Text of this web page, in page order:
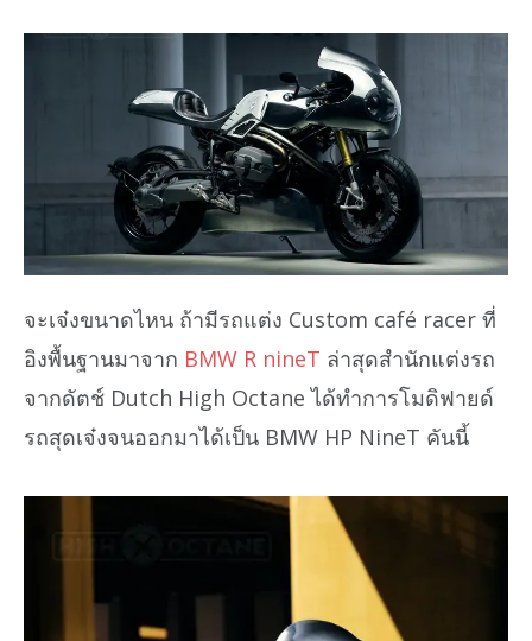
จะเจ๋งขนาดไหน ถ้ามีรถแต่ง Custom café racer ที่
อิงพื้นฐานมาจาก BMW R nineT ล่าสุดสำนักแต่งรถ
จากดัตช์ Dutch High Octane ได้ทำการโมดิฟายด์
รถสุดเจ๋งจนออกมาได้เป็น BMW HP NineT คันนี้